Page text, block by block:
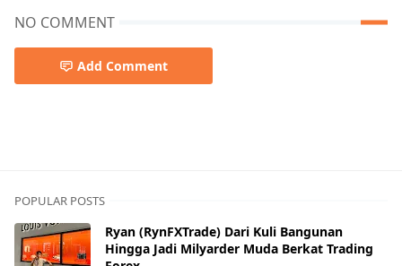
NO COMMENT
Add Comment
POPULAR POSTS
Ryan (RynFXTrade) Dari Kuli Bangunan
Hingga Jadi Milyarder Muda Berkat Trading